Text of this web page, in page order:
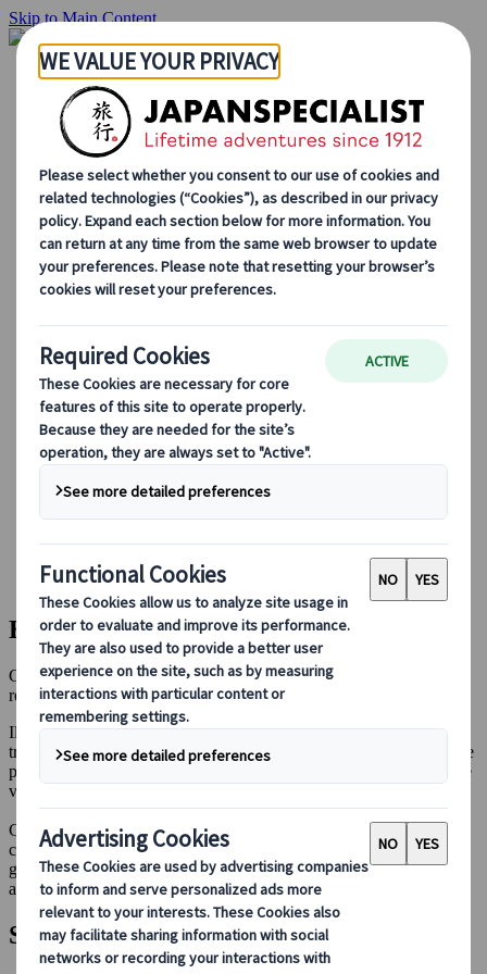
Skip to Main Content
Inizio
Itinerari di viaggio
Itinerari individuali
Tour guidati
Drive & stay
Tour di serie
Escursioni
Tour di gruppo su misura
Japan Rail Pass
Come lavoriamo
Chi siamo
Il nostro team
Blog
Consigli di viaggio per ogni stagione
Attrazioni principali
Approfondimenti culturali
Esperienze culinarie
Alla scoperta del Giappone in treno
Domande frequenti
Informazioni essenziali
Regole di etichetta
Guidare in Giappone
Prenotare con noi
Japan Rail Pass
Strutture ricettive
Consulenza online
Esperienze culinarie in Giappone
Gusta i sapori del Giappone - piatti intramontabili e specialità
regionali.
Il panorama gastronomico giapponese è una fusione perfetta di
tradizione e innovazione. Dalla raffinata arte del sushi alla croccante
prelibatezza della tempura, la cucina giapponese offre un'incredibile
varietà di sapori unici da scoprire.
Che preferisca lo street food o la alta cucina, le nostre guide
culinarie ti porteranno alla scoperta delle tradizioni gastronomiche
giapponesi, delle specialità regionali e delle esperienze più
autentiche, rendendo il tuo viaggio indimenticabile.
Scopri i nostri articoli più recenti